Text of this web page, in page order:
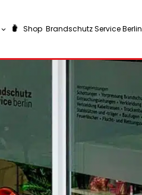
Shop Brandschutz Service Berlin